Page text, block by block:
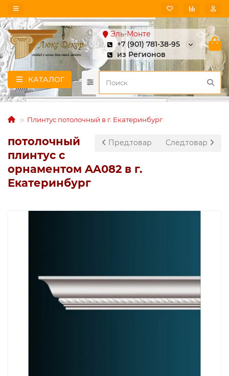
Эль-Монте
+7 (901) 781-38-95
из Регионов
КАТАЛОГ
Плинтус потолочный в г. Екатеринбург
Пред.товар След.товар
потолочный
плинтус с
орнаментом AA082 в г.
Екатеринбург